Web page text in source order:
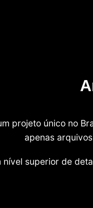
projeto único no
apenas
nível superior de